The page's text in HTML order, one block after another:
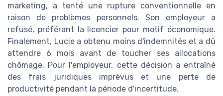
marketing, a tenté une rupture conventionnelle en
raison de problèmes personnels. Son employeur a
refusé, préférant la licencier pour motif économique.
Finalement, Lucie a obtenu moins d'indemnités et a dû
attendre 6 mois avant de toucher ses allocations
chômage. Pour l'employeur, cette décision a entraîné
des frais juridiques imprévus et une perte de
productivité pendant la période d'incertitude.